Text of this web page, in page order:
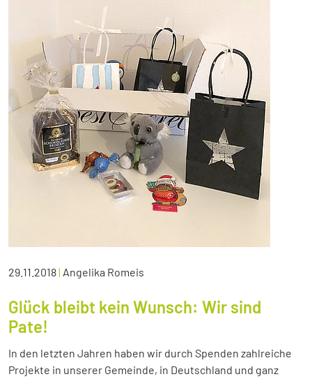
29.11.2018| Angelika Romeis
Glück bleibt kein Wunsch: Wir sind
Pate!
In den letzten Jahren haben wir durch Spenden zahlreiche
Projekte in unserer Gemeinde, in Deutschland und ganz